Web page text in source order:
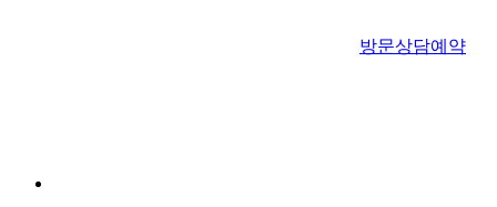
방문상담예약